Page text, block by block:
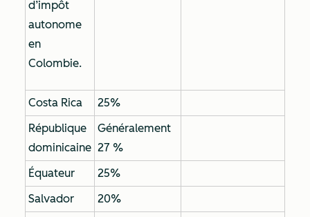
d’impôt
autonome
en
Colombie.
Costa Rica
25%
République
dominicaine
Généralement
27 %
Équateur
25%
Salvador
20%